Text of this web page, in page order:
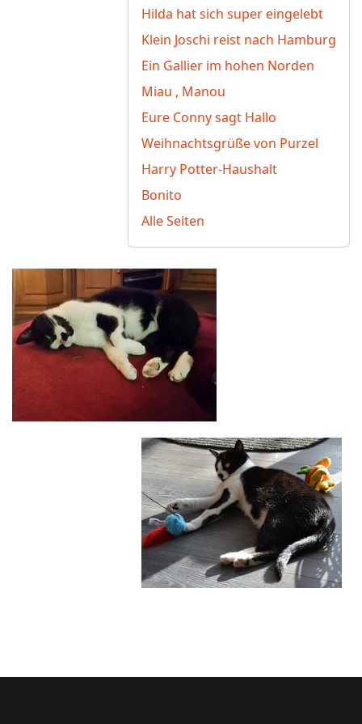
Hilda hat sich super eingelebt
Klein Joschi reist nach Hamburg
Ein Gallier im hohen Norden
Miau , Manou
Eure Conny sagt Hallo
Weihnachtsgrüße von Purzel
Harry Potter-Haushalt
Bonito
Alle Seiten